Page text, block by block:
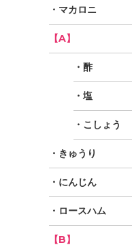
・マカロニ
【A】
・酢
・塩
・こしょう
・きゅうり
・にんじん
・ロースハム
【B】